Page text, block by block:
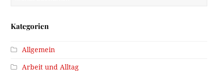
Kategorien
Allgemein
Arbeit und Alltag